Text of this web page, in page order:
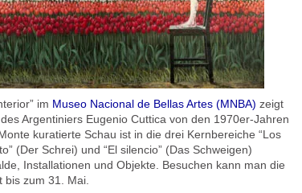
im Museo Nacional de Bellas Artes (MNBA) zeigt
Argentiniers Eugenio Cuttica von den 1970er-Jahren
kuratierte Schau ist in die drei Kernbereiche “Los
(Der Schrei) und “El silencio” (Das Schweigen)
Installationen und Objekte. Besuchen kann man die
bis zum 31. Mai.